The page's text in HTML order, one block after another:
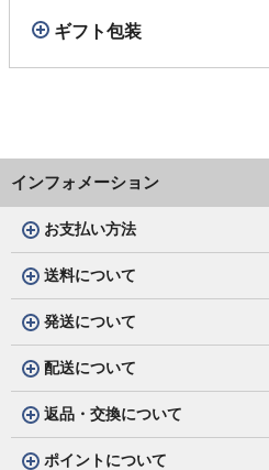
ギフト包装
インフォメーション
お支払い方法
送料について
発送について
配送について
返品・交換について
ポイントについて